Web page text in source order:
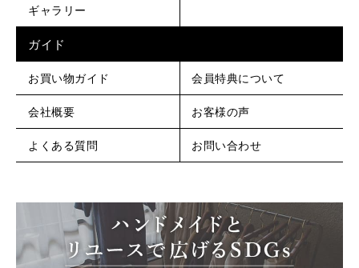
ギャラリー
ガイド
お買い物ガイド 会員特典について
会社概要 お客様の声
よくある質問 お問い合わせ